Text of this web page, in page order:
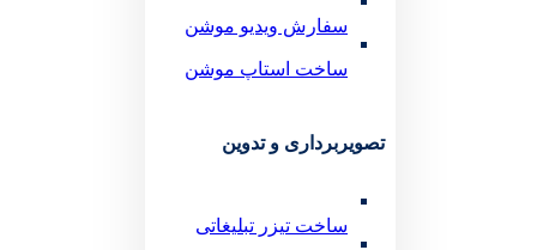
سفارش ویدیو موشن
ساخت استاپ موشن
تصویربرداری و تدوین
ساخت تیزر تبلیغاتی